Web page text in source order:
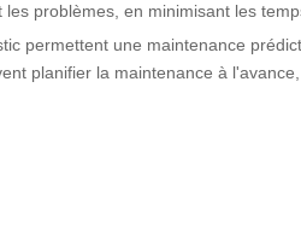
problèmes, en minimisant les
permettent une maintenance
planifier la maintenance à